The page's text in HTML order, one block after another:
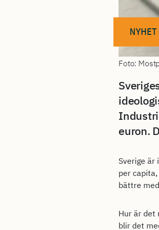
NYHET
Foto:
euron.
Sverige är
per
bättre
Hur är det
blir det